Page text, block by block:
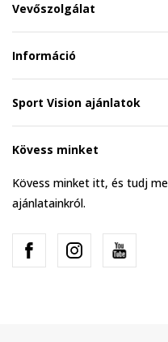
Vevőszolgálat
Információ
Sport Vision ajánlatok
Kövess minket
Kövess minket itt, és tudj
ajánlatainkról.